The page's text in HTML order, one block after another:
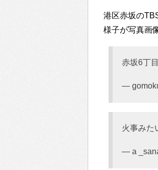
港区赤坂の
様子が写真画
赤坂6丁
—
火事みた
— a